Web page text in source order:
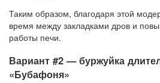
Таким образом, благодаря этой
время между закладками дров и
работы печи.
Вариант #2 — буржуйка
«Бубафоня»